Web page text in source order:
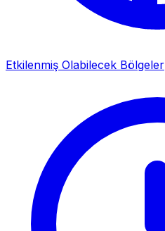
Etkilenmiş Olabilecek Bölgeler